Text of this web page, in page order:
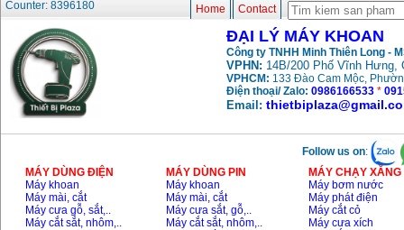
May khoan bua
(16mm) 710W
Price:
May khoan Bosch
GSB 13RE (650W)
hop giay
Price
May khoan Bosch
GSB 550 (550W)
Price
Counter: 8396180
Home Contact
ĐẠI LÝ MÁY KHOAN
Công ty TNHH Minh Thiên Long -
VPHN: 14B/200 Phố Vĩnh Hưng,
VPHCM: 133 Đào Cam Mộc,
Điện thoại/ Zalo: 0986166533 *
Email:
Follow us on:
MÁY DÙNG ĐIỆN
Máy khoan
Máy mài, cắt
Máy cưa gỗ, sắt,..
Máy cắt sắt, nhôm,..
MÁY DÙNG PIN
Máy khoan
Máy mài, cắt
Máy cưa sắt, gỗ,..
Máy cắt sắt, nhôm,..
MÁY CHẠY
Máy bơm nước
Máy phát điện
Máy cắt cỏ
Máy cưa xích